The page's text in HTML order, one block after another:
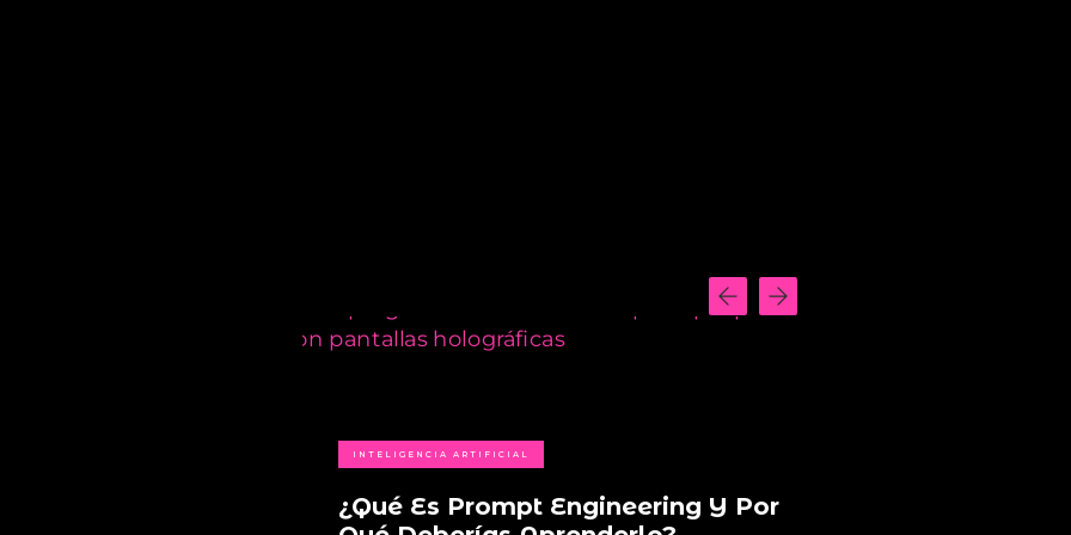
INTELIGENCIA ARTIFICIAL
¿Qué Es Prompt Engineering Y Por